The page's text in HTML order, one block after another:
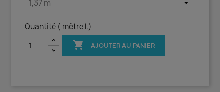
Quantité ( mètre l.)
 AJOUTER AU PANIER